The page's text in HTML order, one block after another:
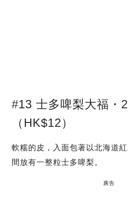
#13 士多啤梨大福・
（HK$12）
軟糯的皮，入面包著以北海道
間放有一整粒士多啤梨。
廣告